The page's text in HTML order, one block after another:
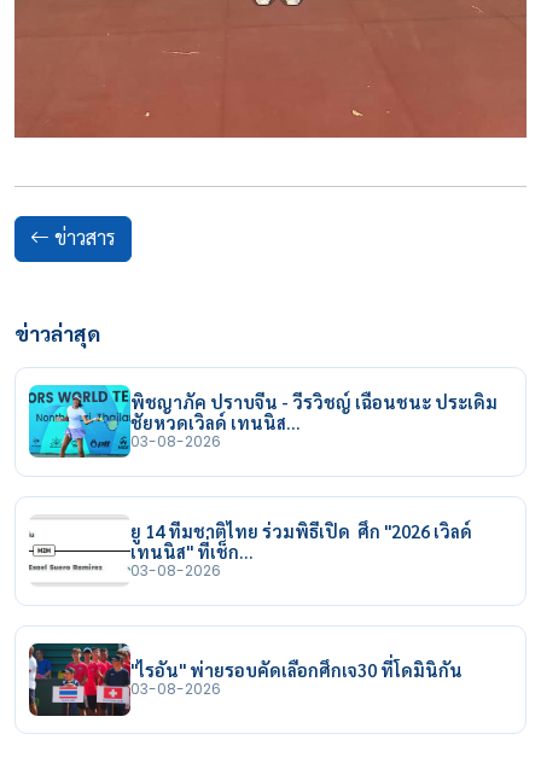
ข่าวสาร
ข่าวล่าสุด
พิชญาภัค ปราบจีน - วีรวิชญ์ เฉือนชนะ ประเดิม
ชัยหวดเวิลด์ เทนนิส…
03-08-2026
ยู 14 ทีมชาติไทย ร่วมพิธีเปิด ศึก "2026 เวิลด์
เทนนิส" ที่เช็ก…
03-08-2026
"ไรอัน" พ่ายรอบคัดเลือกศึกเจ30 ที่โดมินิกัน
03-08-2026